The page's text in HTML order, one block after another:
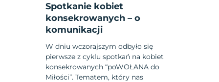
Spotkanie kobiet
konsekrowanych – o
komunikacji
W dniu wczorajszym odbyło się
pierwsze z cyklu spotkań na kobiet
konsekrowanych “poWOŁANA do
Miłości”. Tematem, który nas